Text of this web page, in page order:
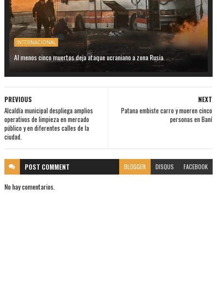
INTERNACIONAL
Al menos cinco muertos deja ataque ucraniano a zona Rusia.
NEXT
Patana embiste carro y mueren cinco
personas en Baní
PREVIOUS
Alcaldía municipal despliega amplios
operativos de limpieza en mercado
público y en diferentes calles de la
ciudad.
POST COMMENT BLOGGER DISQUS FACEBOOK
No hay comentarios.